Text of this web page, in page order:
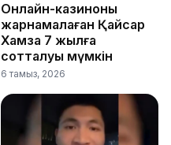
Онлайн-казиноны
жарнамалаған Қайсар
Хамза 7 жылға
сотталуы мүмкін
6 тамыз, 2026